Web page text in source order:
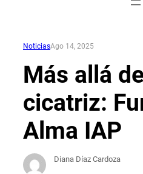
NoticiasAgo 14, 2025
Más allá
cicatriz:
Alma IAP
Diana Díaz Cardoza